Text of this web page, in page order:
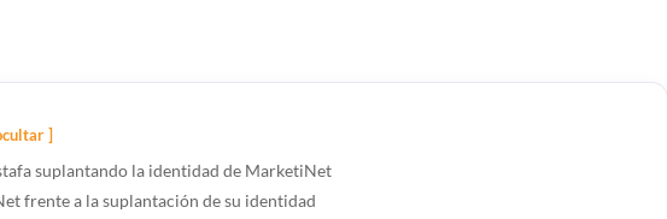
suplantando la identidad de MarketiNet
frente a la suplantación de su identidad